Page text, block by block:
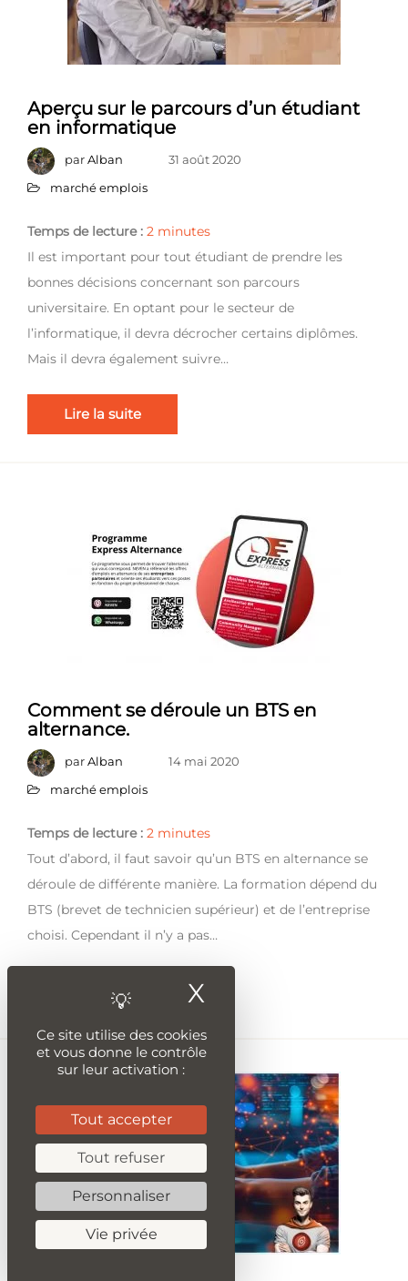
Aperçu sur le parcours d’un étudiant
en informatique
parAlban
31 août 2020
marché emplois
Temps de lecture : 2 minutes
Il est important pour tout étudiant de prendre les
bonnes décisions concernant son parcours
universitaire. En optant pour le secteur de
l’informatique, il devra décrocher certains diplômes.
Mais il devra également suivre…
Lire la suite
Comment se déroule un BTS en
alternance.
parAlban
14 mai 2020
marché emplois
Temps de lecture : 2 minutes
Tout d’abord, il faut savoir qu’un BTS en alternance se
déroule de différente manière. La formation dépend du
BTS (brevet de technicien supérieur) et de l’entreprise
choisi. Cependant il n’y a pas…
Lire la suite
Ce site utilise des cookies
et vous donne le contrôle
sur leur activation :
Tout accepter
Tout refuser
Personnaliser
Vie privée
X